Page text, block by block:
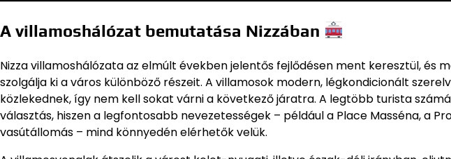
A villamoshálózat bemutatása Nizzában
Nizza villamoshálózata az elmúlt években jelentős fejlődésen ment keresztül, és
szolgálja ki a város különböző részeit. A villamosok modern, légkondicionált
közlekednek, így nem kell sokat várni a következő járatra. A legtöbb turista
választás, hiszen a legfontosabb nevezetességek – például a Place Masséna, a
vasútállomás – mind könnyedén elérhetők velük.